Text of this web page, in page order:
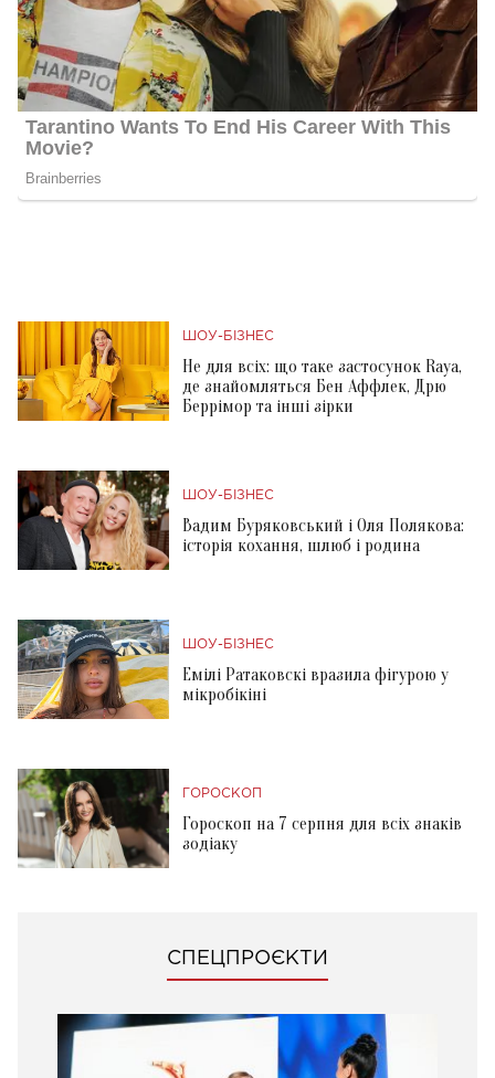
ШОУ-БІЗНЕС
Не для всіх: що таке застосунок Raya,
де знайомляться Бен Аффлек, Дрю
Беррімор та інші зірки
ШОУ-БІЗНЕС
Вадим Буряковський і Оля Полякова:
історія кохання, шлюб і родина
ШОУ-БІЗНЕС
Емілі Ратаковскі вразила фігурою у
мікробікіні
ГОРОСКОП
Гороскоп на 7 серпня для всіх знаків
зодіаку
СПЕЦПРОЄКТИ